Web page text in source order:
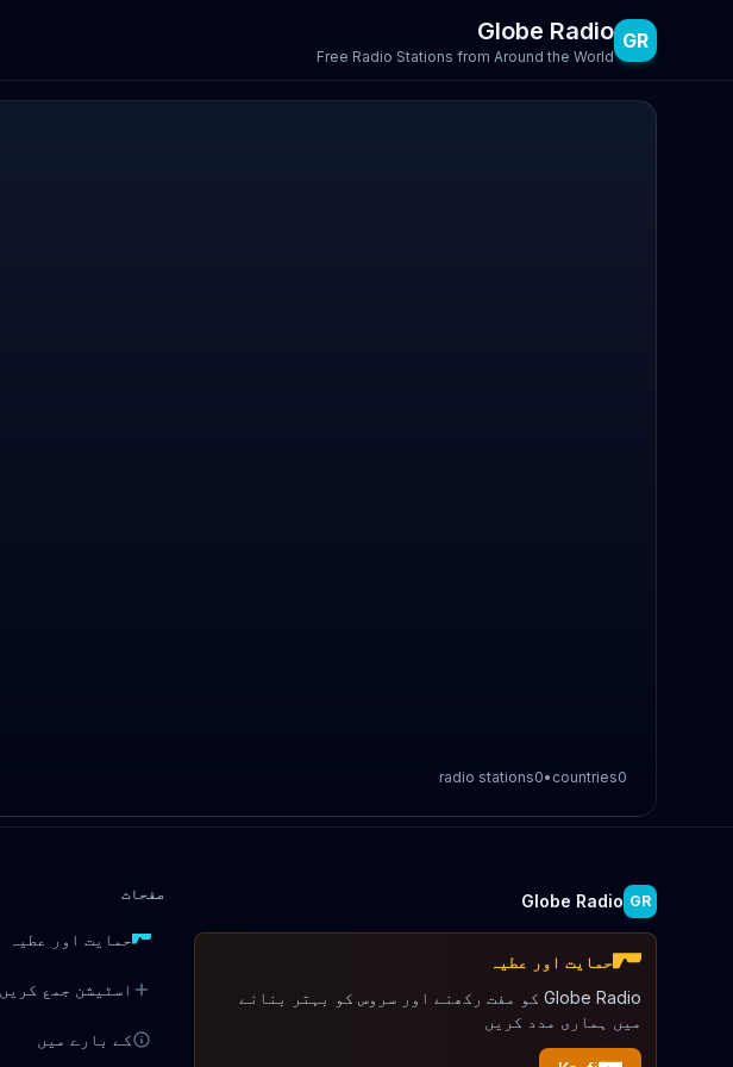
GR
Globe Radio
Free Radio Stations from Around the World
0
countries
•
0
radio stations
GR
Globe Radio
حمایت اور عطیہ
Globe Radio کو مفت رکھنے اور سروس کو بہتر بنانے
میں ہماری مدد کریں
صفحات
حمایت اور عطیہ
اسٹیشن جمع کریں
کے بارے میں